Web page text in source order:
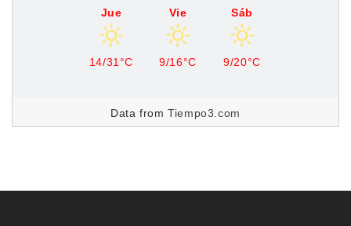
Jue
14/31°C
Vie
9/16°C
Sáb
9/20°C
Data fromTiempo3.com